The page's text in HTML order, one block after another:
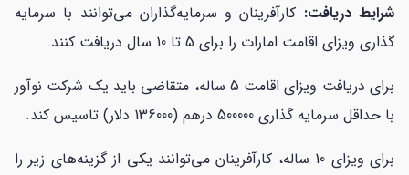
شرایط دریافت: کارآفرینان و سرمایه‌گذاران می‌توانند با سرمایه
گذاری ویزای اقامت امارات را برای 5 تا 10 سال دریافت کنند.
برای دریافت ویزای اقامت 5 ساله، متقاضی باید یک شرکت نوآور
با حداقل سرمایه گذاری 500000 درهم (136000 دلار) تاسیس کند.
برای ویزای 10 ساله، کارآفرینان می‌توانند یکی از گزینه‌های زیر را